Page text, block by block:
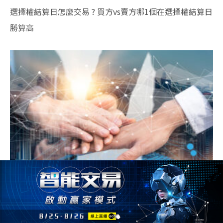
選擇權結算日怎麼交易 ? 買方vs賣方哪1個在選擇權結算日
勝算高
三大法人選擇權分享2個重點＋1個注意事項，讓你在選擇